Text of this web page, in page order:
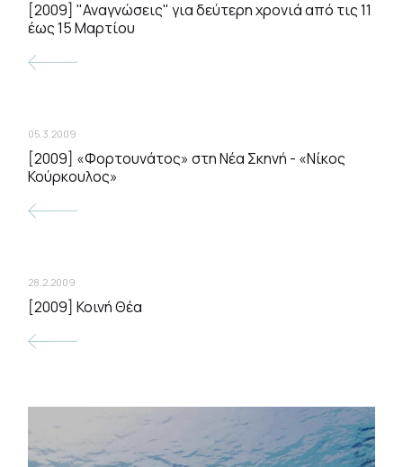
[2009] "Αναγνώσεις" για δεύτερη χρονιά από τις 11
έως 15 Μαρτίου
05.3.2009
[2009] «Φορτουνάτος» στη Νέα Σκηνή - «Νίκος
Κούρκουλος»
28.2.2009
[2009] Κοινή Θέα